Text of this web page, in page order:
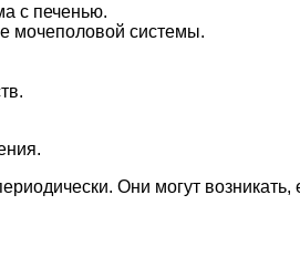
с печенью.
мочеполовой системы.
Они могут